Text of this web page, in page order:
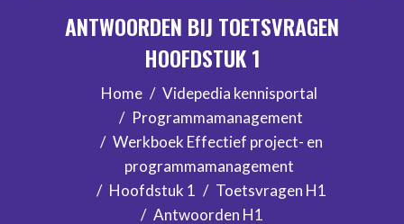
ANTWOORDEN BIJ TOETSVRAGEN
HOOFDSTUK 1
Home
Videpedia kennisportal
Programmamanagement
Werkboek Effectief project- en
programmamanagement
Hoofdstuk 1
Toetsvragen H1
Antwoorden H1